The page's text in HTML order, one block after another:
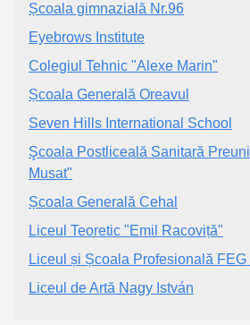
Școala gimnazială Nr.96
Eyebrows Institute
Colegiul Tehnic "Alexe Marin"
Școala Generală Oreavul
Seven Hills International School
Şcoala Postliceală Sanitară
Musat"
Școala Generală Cehal
Liceul Teoretic "Emil Racoviță"
Liceul și Școala Profesională FEG
Liceul de Artă Nagy István